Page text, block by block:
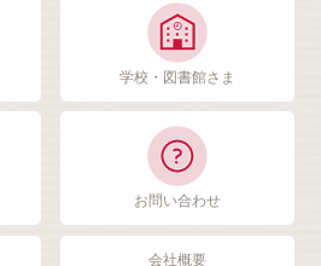
学校・図書館さま
お問い合わせ
会社概要